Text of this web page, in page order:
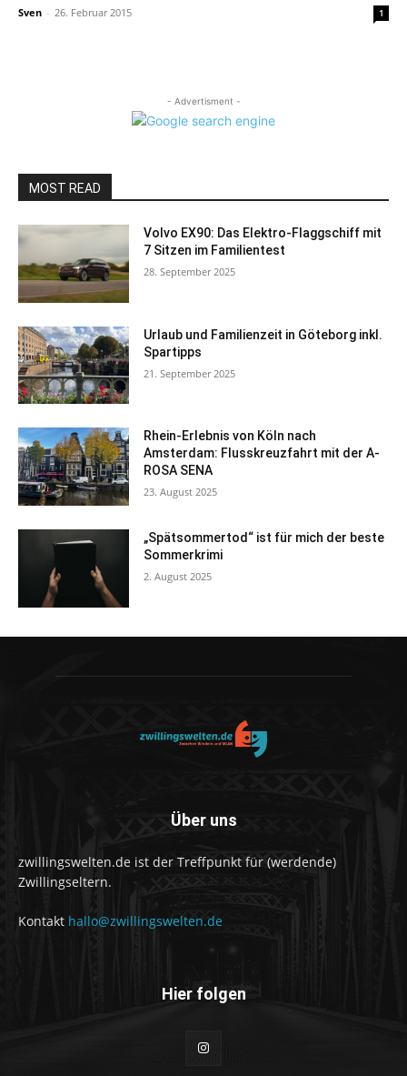
Sven - 26. Februar 2015 1
- Advertisment -
MOST READ
Volvo EX90: Das Elektro-Flaggschiff mit
7 Sitzen im Familientest
28. September 2025
Urlaub und Familienzeit in Göteborg inkl.
Spartipps
21. September 2025
Rhein-Erlebnis von Köln nach
Amsterdam: Flusskreuzfahrt mit der A-
ROSA SENA
23. August 2025
„Spätsommertod“ ist für mich der beste
Sommerkrimi
2. August 2025
Über uns
zwillingswelten.de ist der Treffpunkt für (werdende)
Zwillingseltern.
Kontakt hallo@zwillingswelten.de
Hier folgen